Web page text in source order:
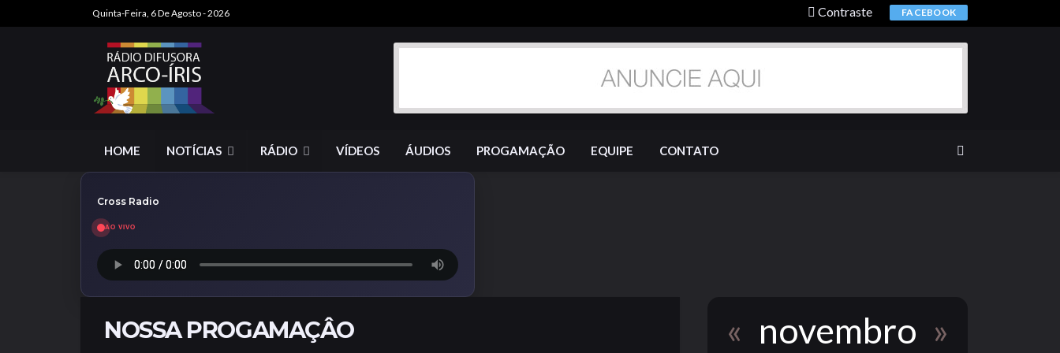
Quinta-Feira, 6 De Agosto - 2026 Contraste FACEBOOK
HOME NOTÍCIAS RÁDIO VÍDEOS ÁUDIOS PROGAMAÇÃO EQUIPE CONTATO
Cross Radio
AO VIVO
NOSSA PROGAMAÇÂO « novembro »